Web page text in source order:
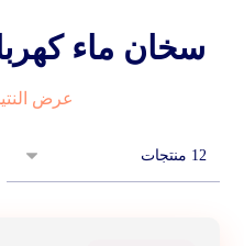
سخان ماء
عرض